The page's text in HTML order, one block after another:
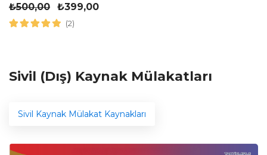
₺500,00 ₺399,00
(2)
Sivil (Dış) Kaynak Mülakatları
Sivil Kaynak Mülakat Kaynakları